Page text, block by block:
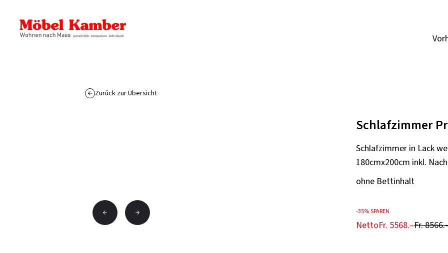
Zurück zur Übersicht
Schlafzimmer
Schlafzimmer in Lack
180cmx200cm inkl.
ohne Bettinhalt
-35%SPAREN
NettoFr. 5568.–Fr.